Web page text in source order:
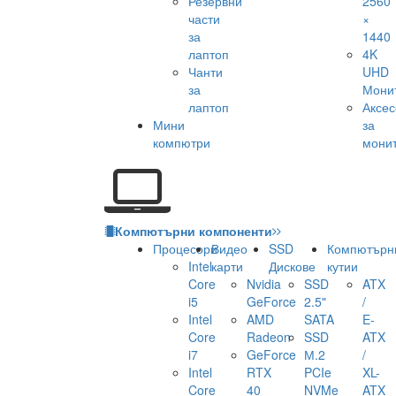
части
за
лаптоп
Чанти
за
лаптоп
Мини
компютри
×
1440
4K
UHD
за
Компютърни компоненти
Процесори
Intel
Core
i5
Intel
Core
i7
Intel
Core
Видео
карти
Nvidia
GeForce
AMD
Radeon
GeForce
RTX
40
SSD
Дискове
SSD
2.5"
SATA
SSD
М.2
PCIe
NVMe
кутии
ATX
/
E-
ATX
/
XL-
ATX